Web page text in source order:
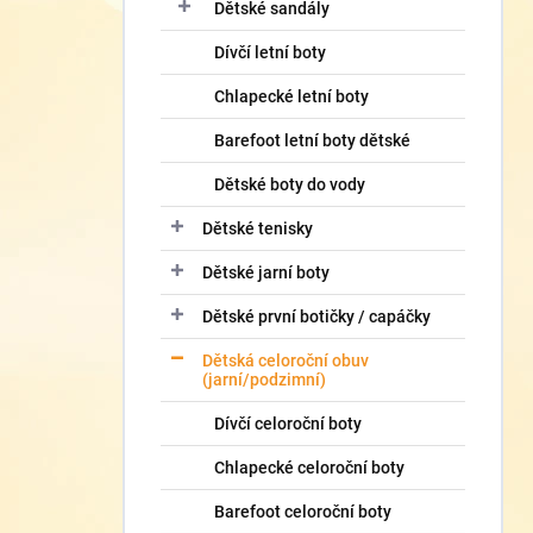
Dětské sandály
Dívčí letní boty
Chlapecké letní boty
Barefoot letní boty dětské
Dětské boty do vody
Dětské tenisky
Dětské jarní boty
Dětské první botičky / capáčky
Dětská celoroční obuv
(jarní/podzimní)
Dívčí celoroční boty
Chlapecké celoroční boty
Barefoot celoroční boty